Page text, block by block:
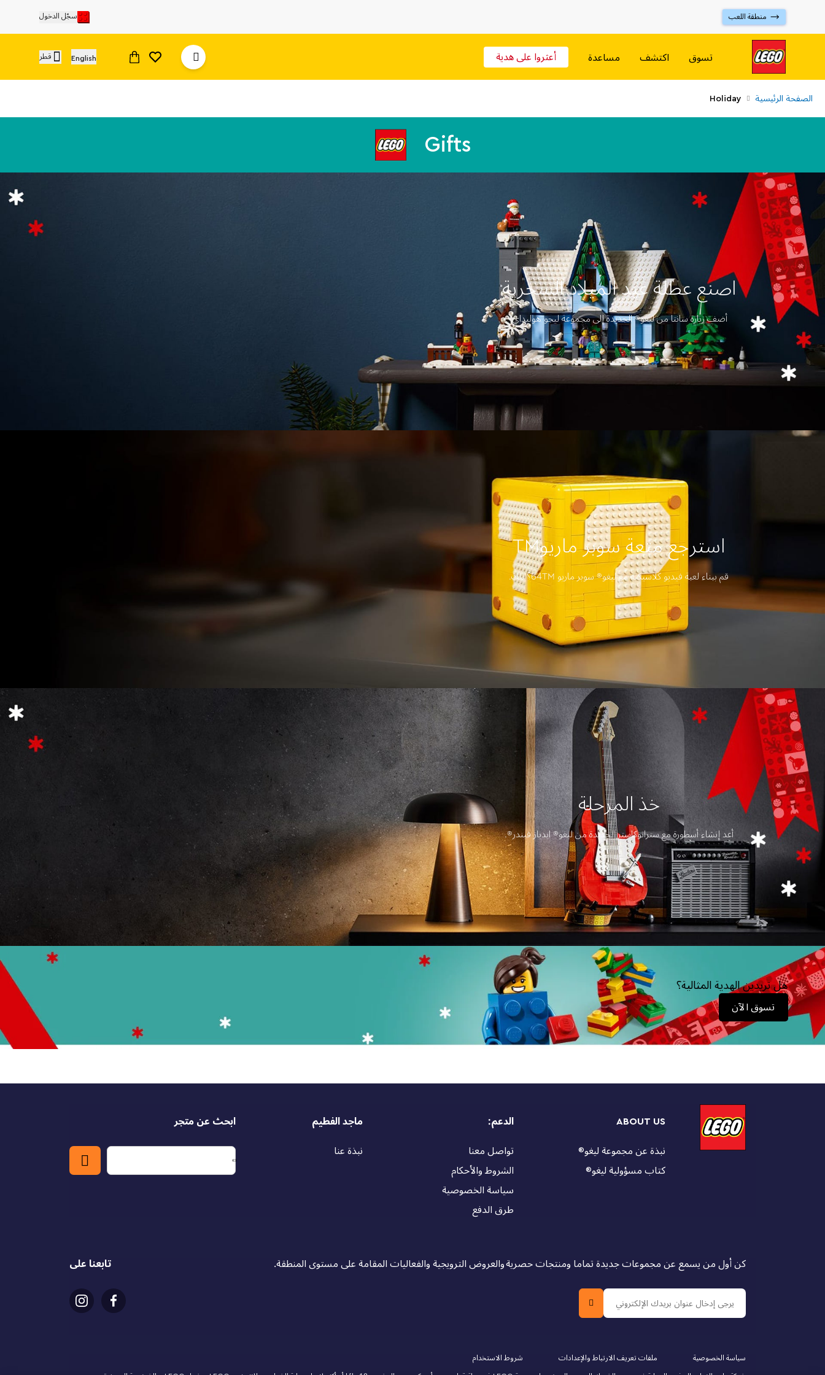
⟶ منطقة اللعب سجّل الدخول
تسوق اكتشف مساعدة أعثروا على هدية English قطر
الصفحة الرئيسية Holiday
Gifts
اصنع عطلة عيد الميلاد السحرية
أضف زيارة سانتا من ليغو® الجديدة إلى مجموعة ليجو هوليداي.
استرجع متعة سوبر ماريوTM
قم ببناء لعبة فيديو كلاسيكية مع ليغو® سوبر ماريو 64TM؟ بلك.
خذ المرحلة
أعد إنشاء أسطورة مع ستراتوكاستر الجديدة من ليغو® ايدياز فيندر®.
هل تريدين الهدية المثالية؟
تسوق الآن
ABOUT US
نبذة عن مجموعة ليغو®
كتاب مسؤولية ليغو®
الدعم:
تواصل معنا
الشروط والأحكام
سياسة الخصوصية
طرق الدفع
ماجد الفطيم
نبذة عنا
ابحث عن متجر
كن أول من يسمع عن مجموعات جديدة تماما ومنتجات حصرية والعروض الترويجية والفعاليات المقامة على مستوى المنطقة. تابعنا على
سياسة الخصوصية ملفات تعريف الارتباط والإعدادات
شروط الاستخدام